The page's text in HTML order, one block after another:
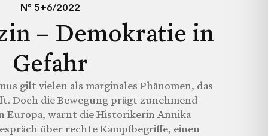
N° 5+6/2022
– Demokratie in
Gefahr
gilt vielen als marginales Phänomen, das
Doch die Bewegung prägt zunehmend
Europa, warnt die Historikerin Annika
über rechte Kampfbegriffe, einen